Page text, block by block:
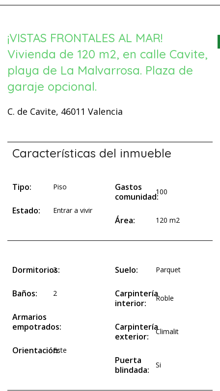
¡VISTAS FRONTALES AL MAR!
Vivienda de 120 m2, en calle Cavite,
playa de La Malvarrosa. Plaza de
garaje opcional.
C. de Cavite, 46011 Valencia
Características del inmueble
Tipo: Piso
Estado: Entrar a vivir
Gastos
comunidad:100
Área: 120 m2
Dormitorios:
2
Baños: 2
Armarios
empotrados:
Orientación:Este
Suelo: Parquet
Carpintería
interior:
Roble
Carpintería
exterior:
Climalit
Puerta
blindada:
Si